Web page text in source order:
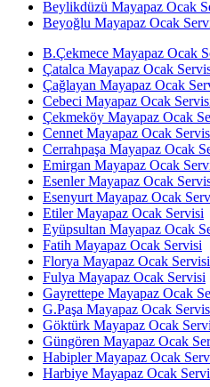
Beylikdüzü Mayapaz Ocak
Beyoğlu Mayapaz Ocak
B.Çekmece Mayapaz Ocak
Çatalca Mayapaz Ocak
Çağlayan Mayapaz Ocak
Cebeci Mayapaz Ocak
Çekmeköy Mayapaz Ocak
Cennet Mayapaz Ocak
Cerrahpaşa Mayapaz Ocak
Emirgan Mayapaz Ocak
Esenler Mayapaz Ocak
Esenyurt Mayapaz Ocak
Etiler Mayapaz Ocak Servisi
Eyüpsultan Mayapaz Ocak
Fatih Mayapaz Ocak Servisi
Florya Mayapaz Ocak Servisi
Fulya Mayapaz Ocak Servisi
Gayrettepe Mayapaz Ocak
G.Paşa Mayapaz Ocak
Göktürk Mayapaz Ocak
Güngören Mayapaz Ocak
Habipler Mayapaz Ocak
Harbiye Mayapaz Ocak